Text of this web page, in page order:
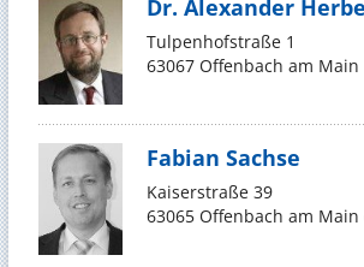
Dr. Alexander
Tulpenhofstraße 1
63067 Offenbach am Main
Fabian Sachse
Kaiserstraße 39
63065 Offenbach am